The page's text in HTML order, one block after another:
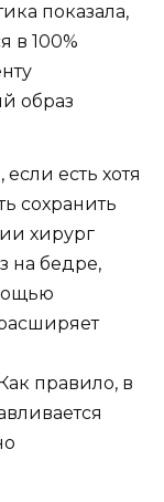
показала,
в 100%
образ
есть хотя
сохранить
хирург
на бедре,
правило, в